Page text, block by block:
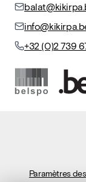
+32 (0)2 739
Paramètres